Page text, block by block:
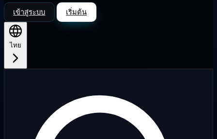
เข้าสู่ระบบ เริ่มต้น
ไทย